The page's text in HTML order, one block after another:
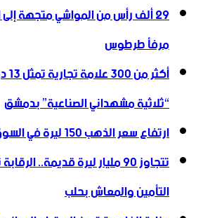
29 ألف رأس من المواشي متجهة
مرفأ طرطوس
“ثلاثية ‏مشهداني الصناعية” بدمشق
ارتفاع سعر الذهب 150 ليرة في السوق المحلية‎
تتجاوز ‌‏90 مليار ليرة قديمة..
التأمين والمعاش بحلب